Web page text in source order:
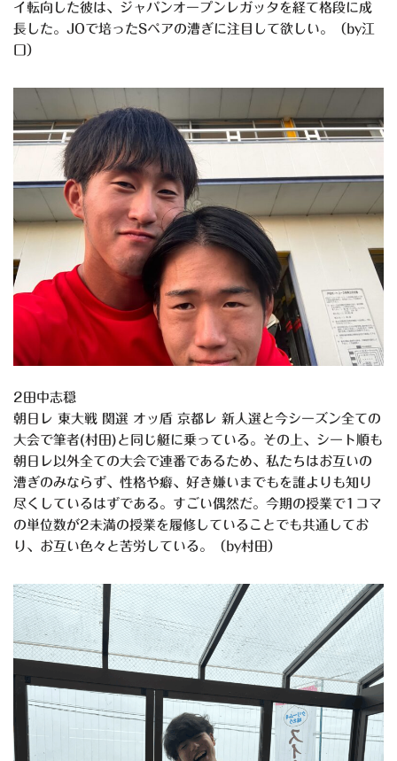
イ転向した彼は、ジャパンオープンレガッタを経て格段に成
長した。JOで培ったSペアの漕ぎに注目して欲しい。（by江
口）
2田中志穏
朝日レ 東大戦 関選 オッ盾 京都レ 新人選と今シーズン全ての
大会で筆者(村田)と同じ艇に乗っている。その上、シート順も
朝日レ以外全ての大会で連番であるため、私たちはお互いの
漕ぎのみならず、性格や癖、好き嫌いまでもを誰よりも知り
尽くしているはずである。すごい偶然だ。今期の授業で1コマ
の単位数が2未満の授業を履修していることでも共通してお
り、お互い色々と苦労している。（by村田）